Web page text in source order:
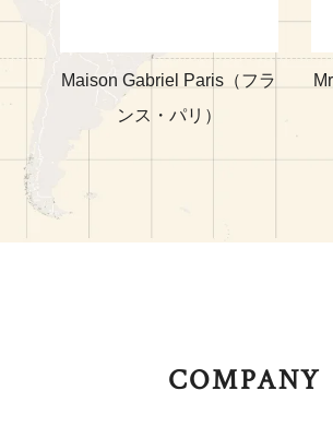
Maison Gabriel Paris（フラ
ンス・パリ）
Yvon Lambert（フランス・
COMPANY